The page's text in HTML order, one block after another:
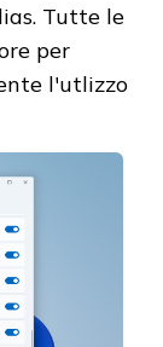
Tutte le
per
l'utlizzo